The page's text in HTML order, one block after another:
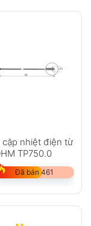
nhiệt điện từ
TP750.0
Đã bán 461